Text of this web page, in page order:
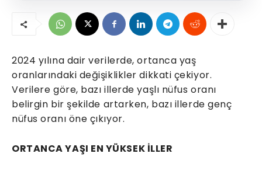
2024 yılına dair verilerde, ortanca yaş
oranlarındaki değişiklikler dikkati çekiyor.
Verilere göre, bazı illerde yaşlı nüfus oranı
belirgin bir şekilde artarken, bazı illerde genç
nüfus oranı öne çıkıyor.
ORTANCA YAŞI EN YÜKSEK İLLER